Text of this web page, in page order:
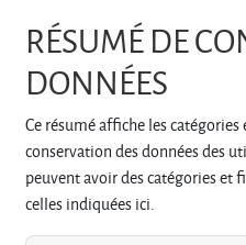
RÉSUMÉ DE
DONNÉES
Ce résumé affiche les
conservation des données des
peuvent avoir des catégories et
celles indiquées ici.